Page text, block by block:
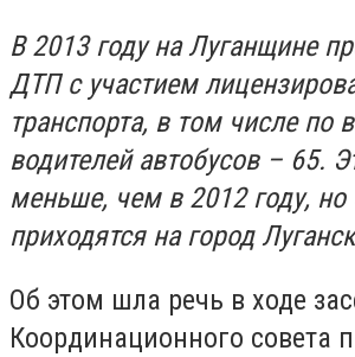
В 2013 году на Луганщине
ДТП с участием
транспорта, в том числе по
водителей автобусов – 65.
меньше, чем в 2012 году, но
приходятся на город
Об этом шла речь в ходе
Координационного совета